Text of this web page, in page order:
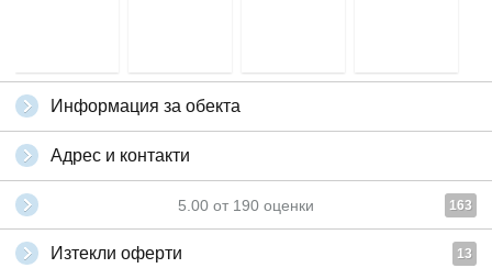
Информация за обекта
Адрес и контакти
5.00 от 190 оценки 163
Изтекли оферти 13